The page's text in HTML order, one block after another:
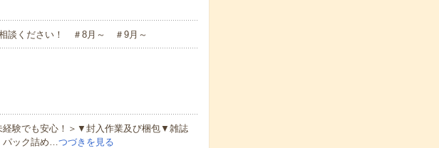
談ください！ ＃8月～ ＃9月～
経験でも安心！＞▼封入作業及び梱包▼雑誌
パック詰め…つづきを見る